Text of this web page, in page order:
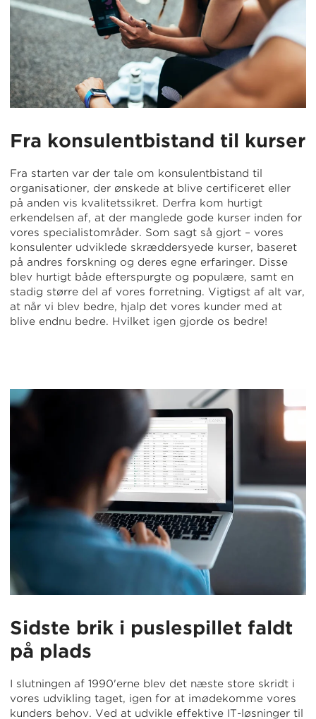
Fra konsulentbistand til kurser
Fra starten var der tale om konsulentbistand til
organisationer, der ønskede at blive certificeret eller
på anden vis kvalitetssikret. Derfra kom hurtigt
erkendelsen af, at der manglede gode kurser inden for
vores specialistområder. Som sagt så gjort – vores
konsulenter udviklede skræddersyede kurser, baseret
på andres forskning og deres egne erfaringer. Disse
blev hurtigt både efterspurgte og populære, samt en
stadig større del af vores forretning. Vigtigst af alt var,
at når vi blev bedre, hjalp det vores kunder med at
blive endnu bedre. Hvilket igen gjorde os bedre!
Sidste brik i puslespillet faldt
på plads
I slutningen af 1990'erne blev det næste store skridt i
vores udvikling taget, igen for at imødekomme vores
kunders behov. Ved at udvikle effektive IT-løsninger til